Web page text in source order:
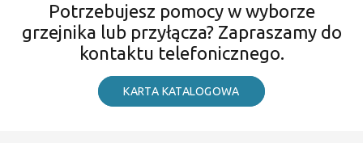
Potrzebujesz pomocy w wyborze
grzejnika lub przyłącza? Zapraszamy do
kontaktu telefonicznego.
KARTA KATALOGOWA